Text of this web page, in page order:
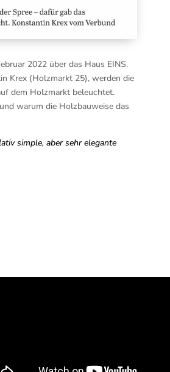
2022 über das Haus EINS.
Krex (Holz­markt 25), wer­den die
dem Holz­markt beleuch­tet.
war­um die Holz­bau­wei­se das
simp­le, aber sehr ele­gan­te